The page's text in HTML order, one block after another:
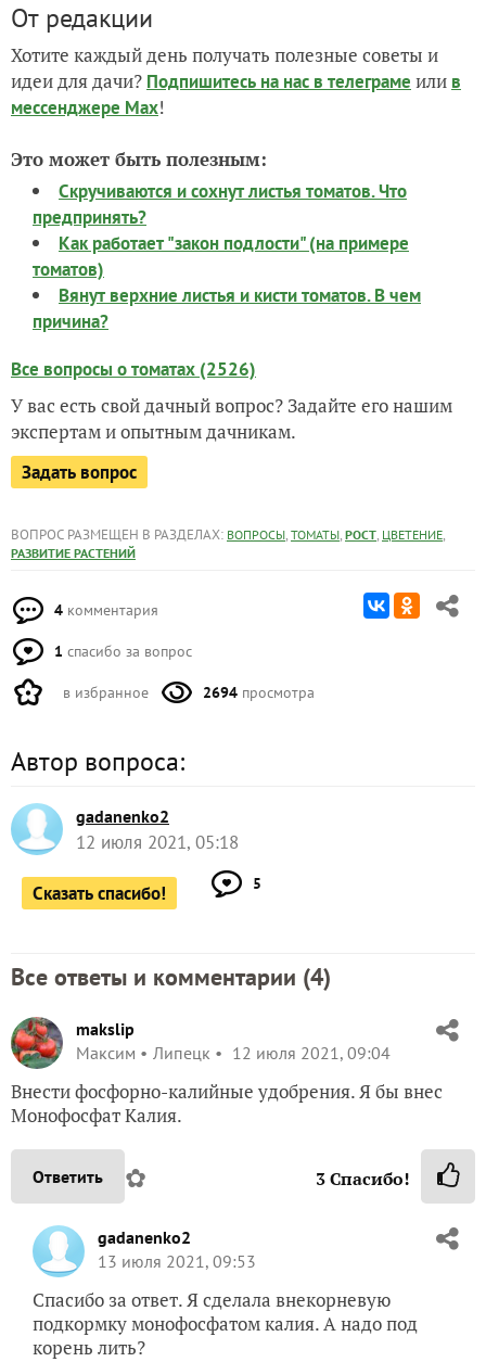
От редакции
Хотите каждый день получать полезные советы и
идеи для дачи? Подпишитесь на нас в телеграме или в
мессенджере Max!
Это может быть полезным:
Скручиваются и сохнут листья томатов. Что
предпринять?
Как работает "закон подлости" (на примере
томатов)
Вянут верхние листья и кисти томатов. В чем
причина?
Все вопросы о томатах (2526)
У вас есть свой дачный вопрос? Задайте его нашим
экспертам и опытным дачникам.
Задать вопрос
ВОПРОС РАЗМЕЩЕН В РАЗДЕЛАХ: ВОПРОСЫ, ТОМАТЫ, РОСТ, ЦВЕТЕНИЕ,
РАЗВИТИЕ РАСТЕНИЙ
4 комментария
1 спасибо за вопрос
в избранное 2694 просмотра
Автор вопроса:
gadanenko2
12 июля 2021, 05:18
Сказать спасибо! 5
Все ответы и комментарии (4)
makslip
Максим
Липецк 12 июля 2021, 09:04
Внести фосфорно-калийные удобрения. Я бы внес
Монофосфат Калия.
Ответить ✿ 3Спасибо!
gadanenko2
13 июля 2021, 09:53
Спасибо за ответ. Я сделала внекорневую
подкормку монофосфатом калия. А надо под
корень лить?